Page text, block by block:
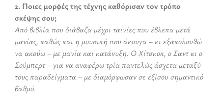
2. Ποιες μορφές της τέχνης καθόρισαν τον τρόπο
σκέψης σου;
Από βιβλία που διάβαζα μέχρι ταινίες που έβλεπα μετά
μανίας, καθώς και η μουσική που άκουγα – κι εξακολουθώ
να ακούω – με μανία και κατάνυξη. Ο Χίτσκοκ, ο Σαντ κι ο
Σούμπερτ – για να αναφέρω τρία παντελώς άσχετα μεταξύ
τους παραδείγματα – με διαμόρφωσαν σε εξίσου σημαντικό
βαθμό.